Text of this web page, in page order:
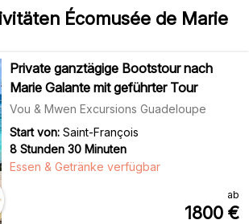
Écomusée de Marie
Private ganztägige Bootstour nach
Marie Galante mit geführter Tour
Vou & Mwen Excursions Guadeloupe
Start von: Saint-François
8 Stunden 30 Minuten
Essen & Getränke verfügbar
ab
1800 €